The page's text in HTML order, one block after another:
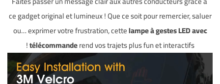
ce gadget original et lumineux ! Que ce soit pour remercier, saluer
ou… exprimer votre frustration, cettelampe à gestes LED avec
télécommanderend vos trajets plus fun et interactifs !